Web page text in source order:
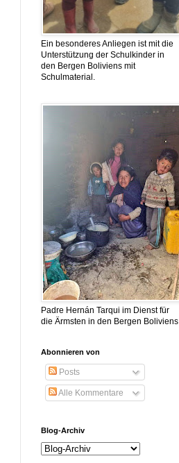
Ein besonderes Anliegen ist mit die
Unterstützung der Schulkinder in
den Bergen Boliviens mit
Schulmaterial.
Padre Hernán Tarqui im Dienst für
die Ärmsten in den Bergen Boliviens
Abonnieren von
Posts
Alle Kommentare
Blog-Archiv